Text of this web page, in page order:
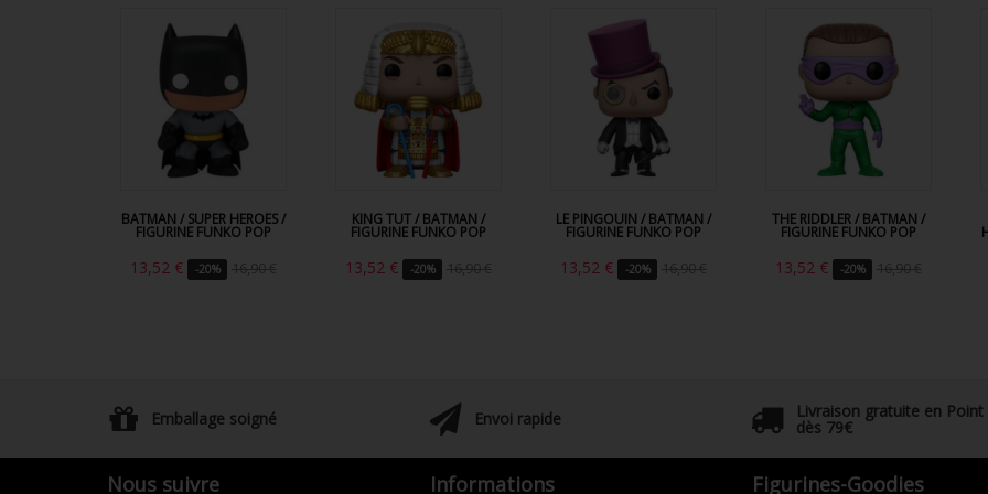
BATMAN / SUPER HEROES /
FIGURINE FUNKO POP
13,52 € -20% 16,90 €
KING TUT / BATMAN /
FIGURINE FUNKO POP
13,52 € -20% 16,90 €
LE PINGOUIN / BATMAN /
FIGURINE FUNKO POP
13,52 € -20% 16,90 €
THE RIDDLER / BATMAN /
FIGURINE FUNKO POP
13,52 € -20% 16,90 €
Emballage soigné Envoi rapide Livraison gratuite en Point
dès 79€
Nous suivre Informations Figurines-Goodies